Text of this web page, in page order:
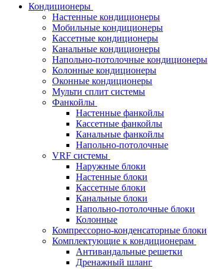
Кондиционеры
Настенные кондиционеры
Мобильные кондиционеры
Кассетные кондиционеры
Канальные кондиционеры
Напольно-потолочные кондиционеры
Колонные кондиционеры
Оконные кондиционеры
Мульти сплит системы
Фанкойлы
Настенные фанкойлы
Кассетные фанкойлы
Канальные фанкойлы
Напольно-потолочные
VRF системы
Наружные блоки
Настенные блоки
Кассетные блоки
Канальные блоки
Напольно-потолочные блоки
Колонные
Компрессорно-конденсаторные блоки
Комплектующие к кондиционерам
Антивандальные решетки
Дренажный шланг